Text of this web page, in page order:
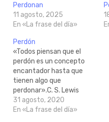
Perdonan
11 agosto, 2025
En «La frase del día»
Perdón
«Todos piensan que el
perdón es un concepto
encantador hasta que
tienen algo que
perdonar».C. S. Lewis
31 agosto, 2020
En «La frase del día»